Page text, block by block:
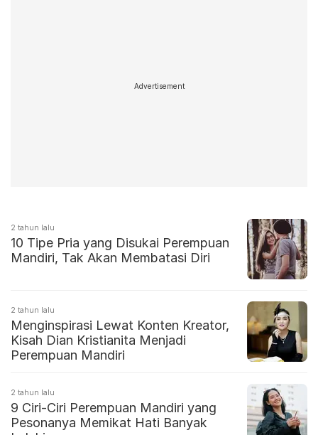
Advertisement
2 tahun lalu
10 Tipe Pria yang Disukai Perempuan
Mandiri, Tak Akan Membatasi Diri
2 tahun lalu
Menginspirasi Lewat Konten Kreator,
Kisah Dian Kristianita Menjadi
Perempuan Mandiri
2 tahun lalu
9 Ciri-Ciri Perempuan Mandiri yang
Pesonanya Memikat Hati Banyak